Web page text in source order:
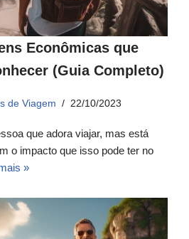
Econômicas que
(Guia Completo)
de Viagem 22/10/2023
que adora viajar, mas está
o impacto que isso pode ter no
»